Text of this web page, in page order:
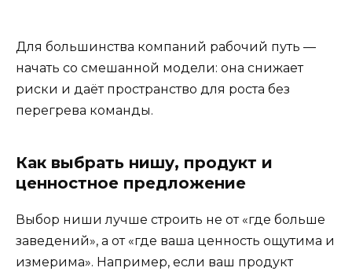
Для большинства компаний рабочий путь —
начать со смешанной модели: она снижает
риски и даёт пространство для роста без
перегрева команды.
Как выбрать нишу, продукт и
ценностное предложение
Выбор ниши лучше строить не от «где больше
заведений», а от «где ваша ценность ощутима и
измерима». Например, если ваш продукт